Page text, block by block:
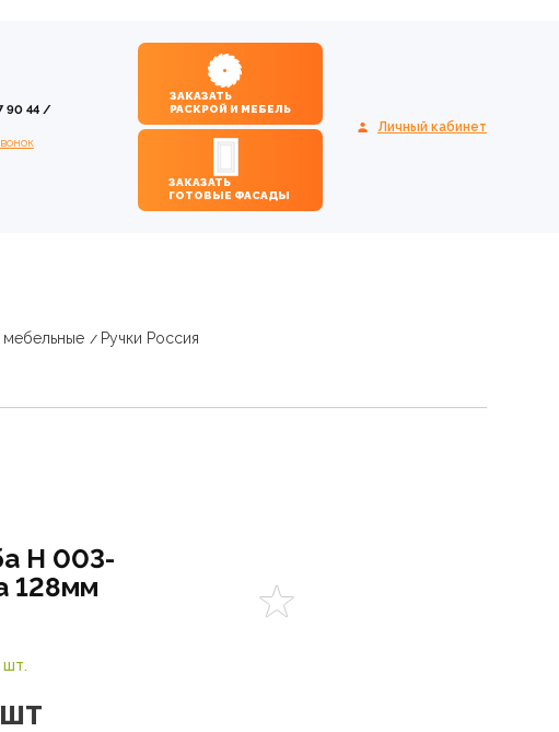
90 44/
ЗАКАЗАТЬ
РАСКРОЙ И МЕБЕЛЬ
ЗАКАЗАТЬ
ГОТОВЫЕ ФАСАДЫ
Личный кабинет
мебельные
Ручки Россия
Н 003-
128мм
шт.